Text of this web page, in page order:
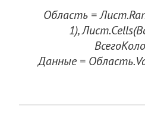
Область =
1),
Данные =